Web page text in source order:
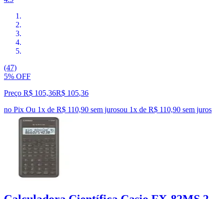
(47)
5% OFF
Preço R$ 105,36R$ 105,36
no Pix Ou 1x de R$ 110,90 sem jurosou 1x de R$ 110,90 sem juros